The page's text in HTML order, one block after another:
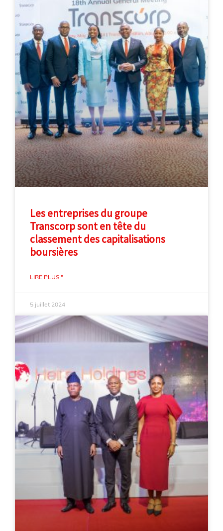
Les entreprises du groupe
Transcorp sont en tête du
classement des capitalisations
boursières
LIRE PLUS "
5 juillet 2024